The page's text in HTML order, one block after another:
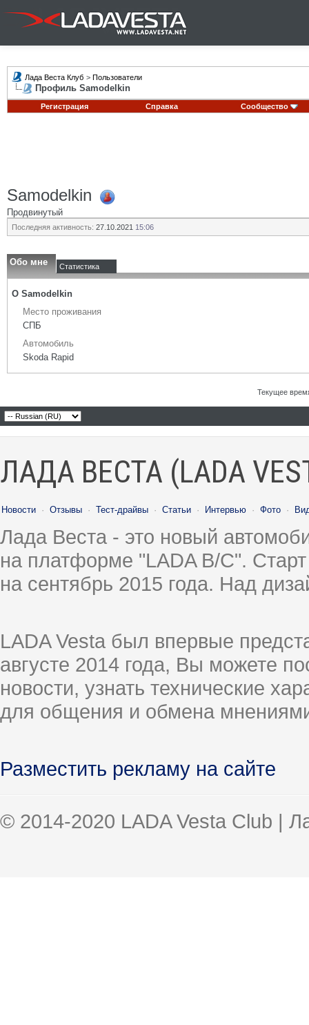
Лада Веста Клуб > Пользователи
Профиль Samodelkin
Регистрация Справка Сообщество
Samodelkin
Продвинутый
Последняя активность: 27.10.2021 15:06
Обо мне Статистика
О Samodelkin
Место проживания
СПБ
Автомобиль
Skoda Rapid
Текущее
ЛАДА ВЕСТА (LADA
Новости · Отзывы · Тест-драйвы · Статьи · Интервью · Фото ·
Лада Веста - это новый
на платформе "LADA B/C".
на сентябрь 2015 года. Над
LADA Vesta был впервые
августе 2014 года, Вы можете
новости, узнать технические
для общения и обмена
Разместить рекламу на сайте
© 2014-2020 LADA Vesta Club |